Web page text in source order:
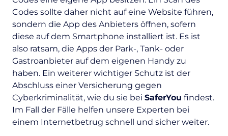
Codes sollte daher nicht auf eine Website führen,
sondern die App des Anbieters öffnen, sofern
diese auf dem Smartphone installiert ist. Es ist
also ratsam, die Apps der Park-, Tank- oder
Gastroanbieter auf dem eigenen Handy zu
haben. Ein weiterer wichtiger Schutz ist der
Abschluss einer Versicherung gegen
Cyberkriminalität, wie du sie bei SaferYou findest.
Im Fall der Fälle helfen unsere Experten bei
einem Internetbetrug schnell und sicher weiter.